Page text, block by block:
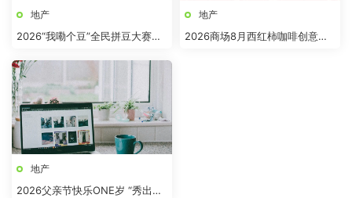
地产
2026“我嘞个豆”全民拼豆大赛主
地产
2026商场8月西红柿咖啡创意市
地产
2026父亲节快乐ONE岁 “秀出爸